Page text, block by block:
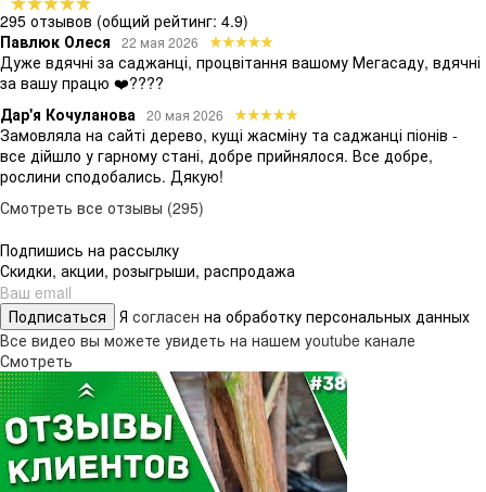
295 отзывов (общий рейтинг: 4.9)
Павлюк Олеся
22 мая 2026
Дуже вдячні за саджанці, процвітання вашому Мегасаду, вдячні
за вашу працю ❤️????
Дар'я Кочуланова 20 мая 2026
Замовляла на сайті дерево, кущі жасміну та саджанці піонів -
все дійшло у гарному стані, добре прийнялося. Все добре,
рослини сподобались. Дякую!
Смотреть все отзывы (295)
Подпишись на рассылку
Скидки, акции, розыгрыши, распродажа
Подписаться Я согласен на обработку персональных данных
Все видео вы можете увидеть на нашем youtube канале
Смотреть